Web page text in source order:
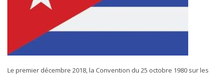
Le premier décembre 2018, la Convention du 25 octobre 1980 sur les